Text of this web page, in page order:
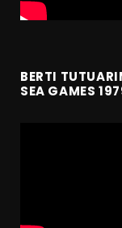
BERTI
SEA GAMES